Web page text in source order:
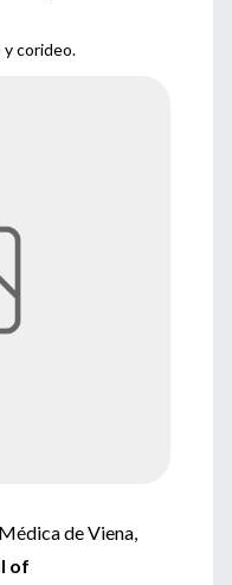
corideo.
de Viena,
of